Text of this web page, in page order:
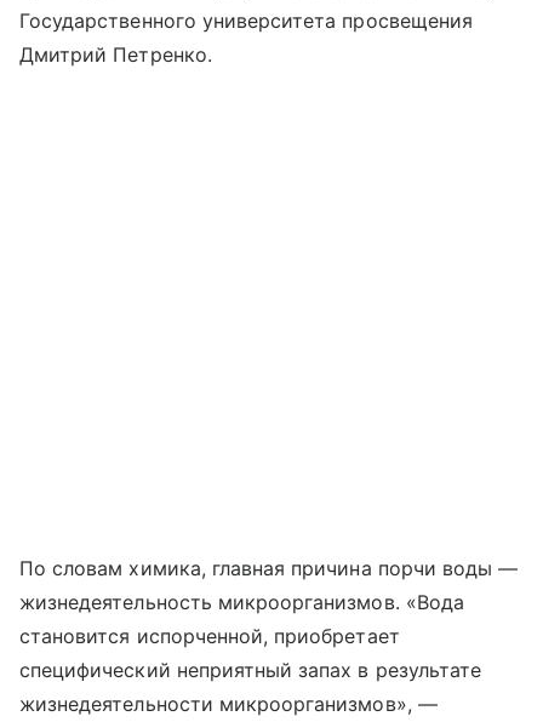
Государственного университета просвещения
Дмитрий Петренко.
По словам химика, главная причина порчи воды —
жизнедеятельность микроорганизмов. «Вода
становится испорченной, приобретает
специфический неприятный запах в результате
жизнедеятельности микроорганизмов», —